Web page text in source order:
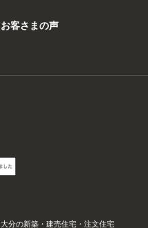
お客さまの声
大分の新築・建売住宅・注文住宅